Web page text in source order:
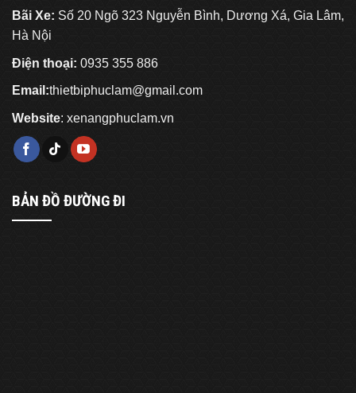
Bãi Xe: Số 20 Ngõ 323 Nguyễn Bình, Dương Xá, Gia Lâm,
Hà Nội
Điện thoại: 0935 355 886
Email:thietbiphuclam@gmail.com
Website: xenangphuclam.vn
BẢN ĐỒ ĐƯỜNG ĐI